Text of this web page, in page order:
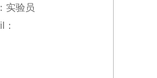
实验员
：